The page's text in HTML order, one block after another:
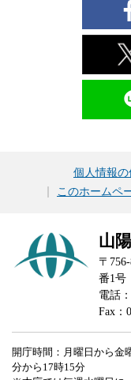
個人情報の
このホームペ
山
〒
番1号
電話
Fax：
開庁時間：月曜日から金
分から17時15分